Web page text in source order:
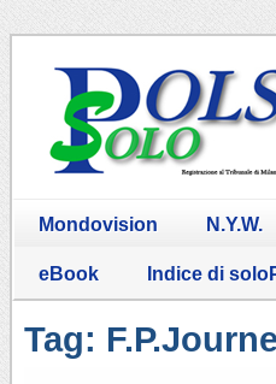
Mondovision N.Y.W.
eBook Indice di
Tag: F.P.Journe